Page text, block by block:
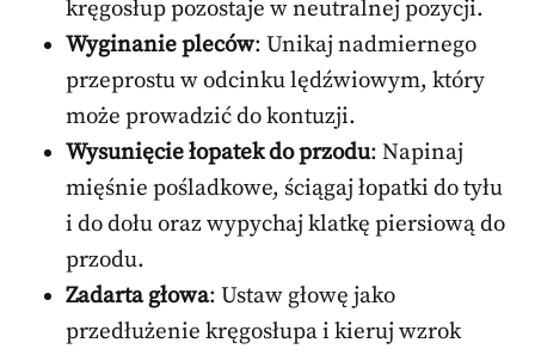
kręgosłup pozostaje w neutralnej pozycji.
Wyginanie pleców: Unikaj nadmiernego
przeprostu w odcinku lędźwiowym, który
może prowadzić do kontuzji.
Wysunięcie łopatek do przodu: Napinaj
mięśnie pośladkowe, ściągaj łopatki do tyłu
i do dołu oraz wypychaj klatkę piersiową do
przodu.
Zadarta głowa: Ustaw głowę jako
przedłużenie kręgosłupa i kieruj wzrok